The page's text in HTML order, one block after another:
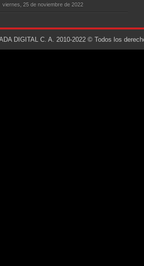
viernes, 25 de noviembre de 2022
DIGITAL C. A. 2010-2022 © Todos los